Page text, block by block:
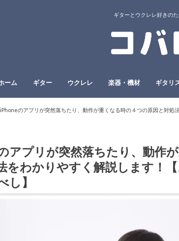
ギターとウクレレ好きの
ーム ギター ウクレレ 楽器・機材 ギタリ
iPhoneのアプリが突然落ちたり、動作が重くなる時の４つの原因と対処
アプリが突然落ちたり、動作
をわかりやすく解説します！
し】